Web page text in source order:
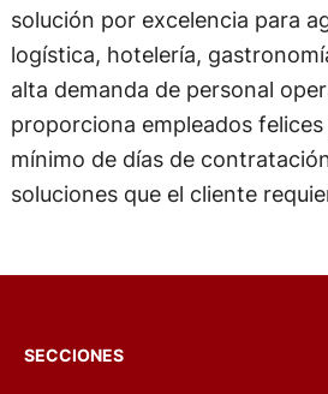
solución por excelencia para
logística, hotelería,
alta demanda de personal
proporciona empleados
mínimo de días de
soluciones que el cliente
SECCIONES